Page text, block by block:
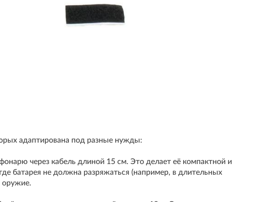
адаптирована под разные нужды:
через кабель длиной 15 см. Это делает её компактной и
батарея не должна разряжаться (например, в длительных
оружие.